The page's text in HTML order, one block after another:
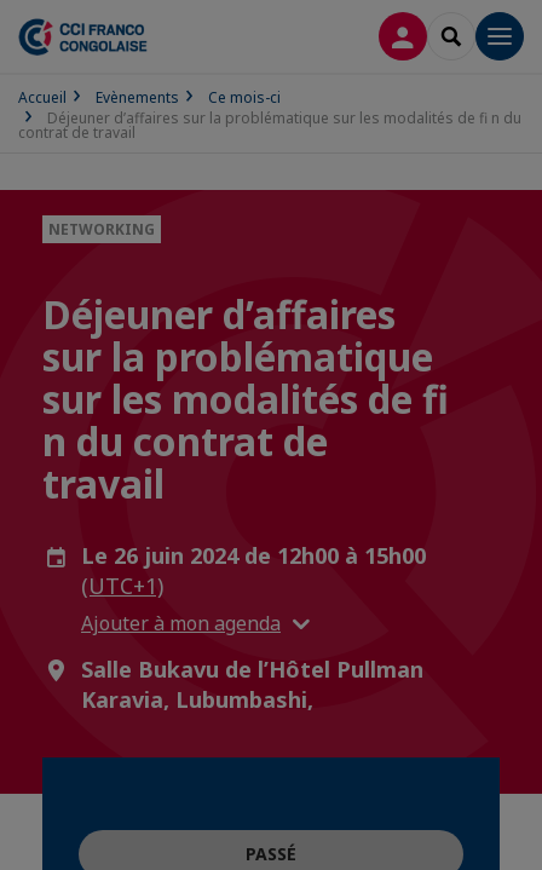
CONNEXION
Accueil Evènements
Ce mois-ci
Déjeuner d’affaires sur la problématique sur les modalités de fi n du
contrat de travail
NETWORKING
Déjeuner d’affaires
sur la problématique
sur les modalités de fi
n du contrat de
travail
Le 26 juin 2024 de 12h00 à 15h00
(UTC+1)
Ajouter à mon agenda
Salle Bukavu de l’Hôtel Pullman
Karavia, Lubumbashi,
PASSÉ